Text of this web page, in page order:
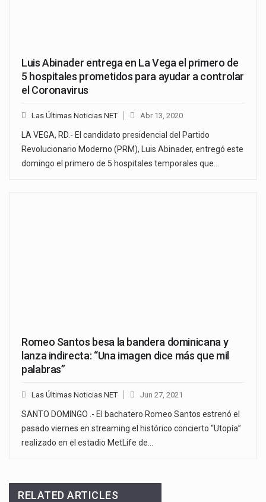
Luis Abinader entrega en La Vega el primero de
5 hospitales prometidos para ayudar a controlar
el Coronavirus
Las Últimas Noticias NET Abr 13, 2020
LA VEGA, RD.- El candidato presidencial del Partido
Revolucionario Moderno (PRM), Luis Abinader, entregó este
domingo el primero de 5 hospitales temporales que…
Romeo Santos besa la bandera dominicana y
lanza indirecta: “Una imagen dice más que mil
palabras”
Las Últimas Noticias NET Jun 27, 2021
SANTO DOMINGO .- El bachatero Romeo Santos estrenó el
pasado viernes en streaming el histórico concierto “Utopía”
realizado en el estadio MetLife de…
RELATED ARTICLES